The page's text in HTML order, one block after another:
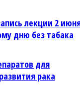
лекции 2
дню без табака
для
рака